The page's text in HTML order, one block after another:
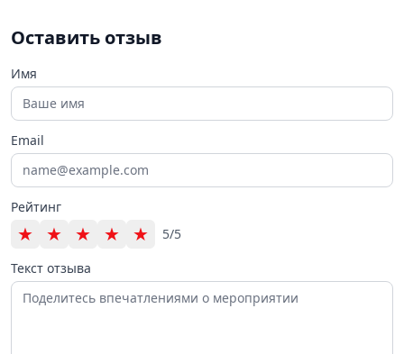
Оставить отзыв
Имя
Email
Рейтинг
★ ★ ★ ★ ★
5/5
Текст отзыва